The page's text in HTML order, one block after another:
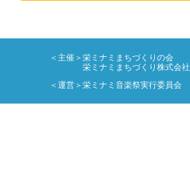
＜主催＞栄ミナミまちづくりの会
栄ミナミまちづくり株式会社
＜運営＞栄ミナミ音楽祭実行委員会